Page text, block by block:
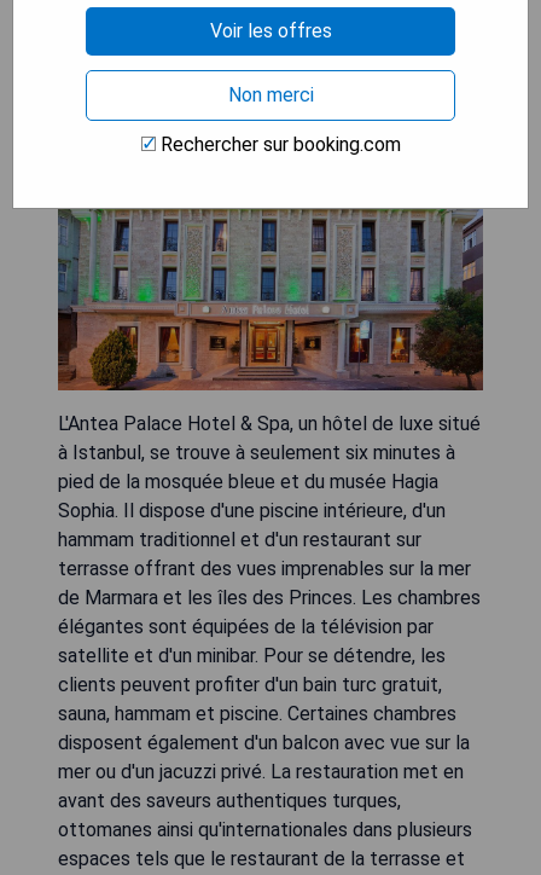
Antea Palace Hotel & Spa
L'Antea Palace Hotel & Spa, un hôtel de luxe situé
à Istanbul, se trouve à seulement six minutes à
pied de la mosquée bleue et du musée Hagia
Sophia. Il dispose d'une piscine intérieure, d'un
hammam traditionnel et d'un restaurant sur
terrasse offrant des vues imprenables sur la mer
de Marmara et les îles des Princes. Les chambres
élégantes sont équipées de la télévision par
satellite et d'un minibar. Pour se détendre, les
clients peuvent profiter d'un bain turc gratuit,
sauna, hammam et piscine. Certaines chambres
disposent également d'un balcon avec vue sur la
mer ou d'un jacuzzi privé. La restauration met en
avant des saveurs authentiques turques,
ottomanes ainsi qu'internationales dans plusieurs
espaces tels que le restaurant de la terrasse et
Voir les offres
Non merci
Rechercher sur booking.com